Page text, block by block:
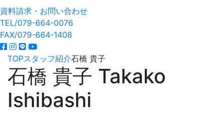
資料請求・お問い合わせ
TEL/079-664-0076
FAX/079-664-1408
TOPスタッフ紹介石橋 貴子
石橋 貴子 Takako
Ishibashi